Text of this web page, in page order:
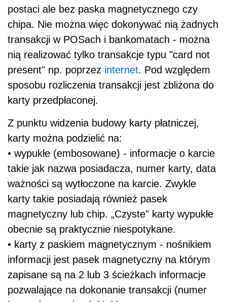
postaci ale bez paska magnetycznego czy
chipa. Nie można więc dokonywać nią żadnych
transakcji w POSach i bankomatach - można
nią realizować tylko transakcje typu "card not
present" np. poprzez internet. Pod względem
sposobu rozliczenia transakcji jest zbliżona do
karty przedpłaconej.
Z punktu widzenia budowy karty płatniczej,
karty można podzielić na:
• wypukłe (embosowane) - informacje o karcie
takie jak nazwa posiadacza, numer karty, data
ważności są wytłoczone na karcie. Zwykle
karty takie posiadają również pasek
magnetyczny lub chip. „Czyste" karty wypukłe
obecnie są praktycznie niespotykane.
• karty z paskiem magnetycznym - nośnikiem
informacji jest pasek magnetyczny na którym
zapisane są na 2 lub 3 ścieżkach informacje
pozwalające na dokonanie transakcji (numer